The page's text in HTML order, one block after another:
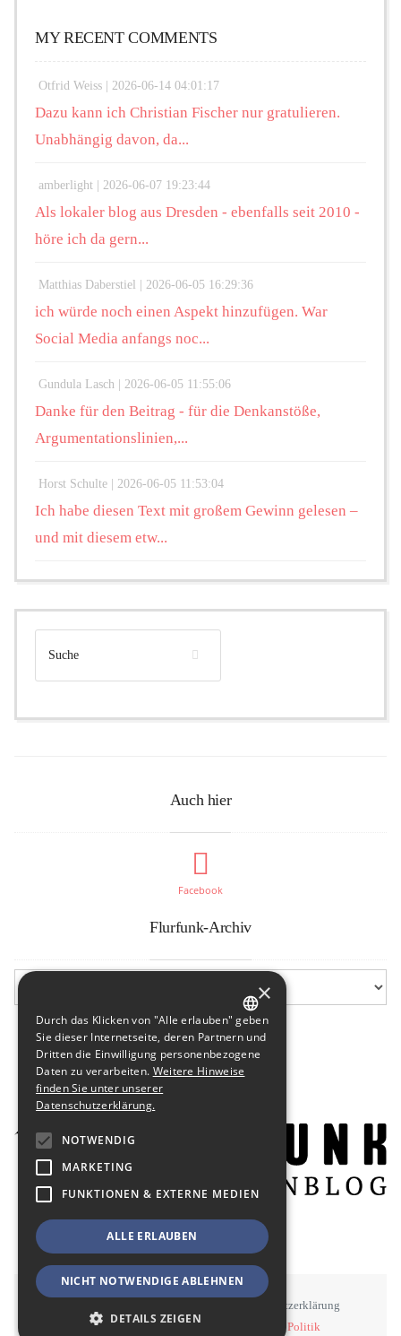
MY RECENT COMMENTS
Otfrid Weiss | 2026-06-14 04:01:17
Dazu kann ich Christian Fischer nur gratulieren.
Unabhängig davon, da...
amberlight | 2026-06-07 19:23:44
Als lokaler blog aus Dresden - ebenfalls seit 2010 -
höre ich da gern...
Matthias Daberstiel | 2026-06-05 16:29:36
ich würde noch einen Aspekt hinzufügen. War
Social Media anfangs noc...
Gundula Lasch | 2026-06-05 11:55:06
Danke für den Beitrag - für die Denkanstöße,
Argumentationslinien,...
Horst Schulte | 2026-06-05 11:53:04
Ich habe diesen Text mit großem Gewinn gelesen –
und mit diesem etw...
Auch hier
Facebook
Flurfunk-Archiv
Datenschutzerklärung
©STAWOWY - Kommunikation, Medien, Politik
GERMAN
ENGLISH
×
Durch das Klicken von "Alle erlauben" geben
Sie dieser Internetseite, deren Partnern und
Dritten die Einwilligung personenbezogene
Daten zu verarbeiten. Weitere Hinweise
finden Sie unter unserer
Datenschutzerklärung.
NOTWENDIG
MARKETING
FUNKTIONEN & EXTERNE MEDIEN
ALLE ERLAUBEN
NICHT NOTWENDIGE ABLEHNEN
DETAILS ZEIGEN